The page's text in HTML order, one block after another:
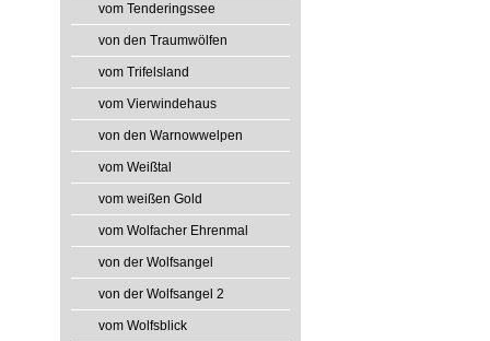
vom Tenderingssee
von den Traumwölfen
vom Trifelsland
vom Vierwindehaus
von den Warnowwelpen
vom Weißtal
vom weißen Gold
vom Wolfacher Ehrenmal
von der Wolfsangel
von der Wolfsangel 2
vom Wolfsblick